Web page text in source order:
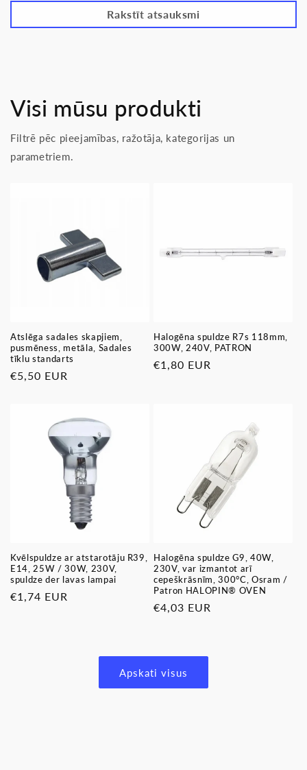
Rakstīt atsauksmi
Visi mūsu produkti
Filtrē pēc pieejamības, ražotāja, kategorijas un
parametriem.
Atslēga sadales skapjiem,
pusmēness, metāla, Sadales
tīklu standarts
Parastā
€5,50 EUR
Halogēna spuldze R7s 118mm,
300W, 240V, PATRON
Parastā
€1,80 EUR
Kvēlspuldze ar atstarotāju R39,
E14, 25W / 30W, 230V,
spuldze der lavas lampai
Parastā
€1,74 EUR
Halogēna spuldze G9, 40W,
230V, var izmantot arī
cepeškrāsnīm, 300°C, Osram /
Patron HALOPIN® OVEN
Parastā
€4,03 EUR
Apskati visus